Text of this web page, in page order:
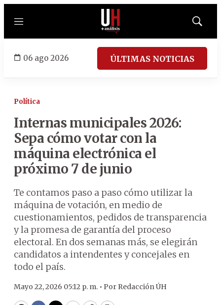
Menú
Mostrar
06 ago 2026 ÚLTIMAS NOTICIAS
Política
Internas municipales 2026:
Sepa cómo votar con la
máquina electrónica el
próximo 7 de junio
Te contamos paso a paso cómo utilizar la
máquina de votación, en medio de
cuestionamientos, pedidos de transparencia
y la promesa de garantía del proceso
electoral. En dos semanas más, se elegirán
candidatos a intendentes y concejales en
todo el país.
Mayo 22, 2026 05:12 p. m. • Por Redacción ÚH